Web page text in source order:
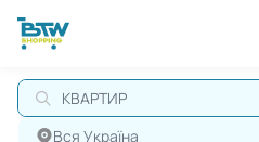
КВАРТИРА
Вся Україна